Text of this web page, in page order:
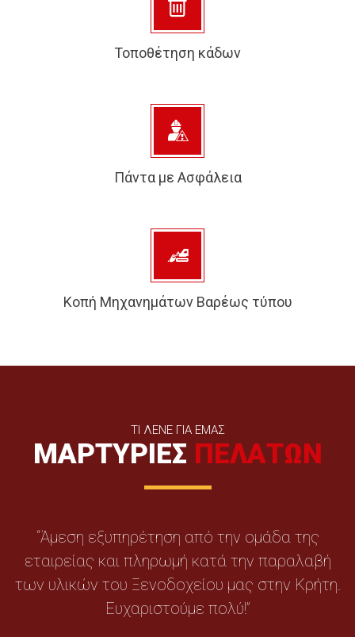
Τοποθέτηση κάδων
Πάντα με Ασφάλεια
Κοπή Μηχανημάτων Βαρέως τύπου
ΤΙ ΛΕΝΕ ΓΙΑ ΕΜΑΣ
ΜΑΡΤΥΡΙΕΣ ΠΕΛΑΤΩΝ
“Άμεση εξυπηρέτηση από την ομάδα της
εταιρείας και πληρωμή κατά την παραλαβή
των υλικών του Ξενοδοχείου μας στην Κρήτη.
Ευχαριστούμε πολύ!”